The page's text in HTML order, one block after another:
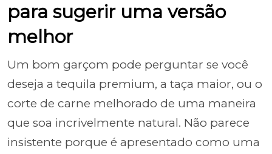
para sugerir uma versão
melhor
Um bom garçom pode perguntar se você
deseja a tequila premium, a taça maior, ou o
corte de carne melhorado de uma maneira
que soa incrivelmente natural. Não parece
insistente porque é apresentado como uma